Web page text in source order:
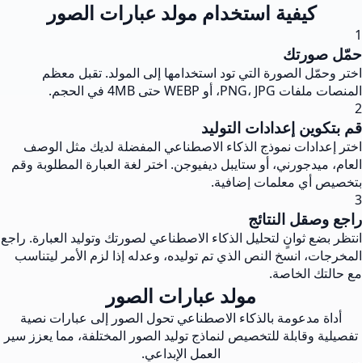
كيفية استخدام مولد عبارات الصور
1
حمّل صورتك
اختر وحمّل الصورة التي تود استخدامها إلى المولد. تقبل معظم
المنصات ملفات PNG، JPG، أو WEBP حتى 4MB في الحجم.
2
قم بتكوين إعدادات التوليد
اختر إعدادات نموذج الذكاء الاصطناعي المفضلة لديك مثل الوصف
العام، ميدجورني، أو ستايبل ديفيوجن. اختر لغة العبارة المطلوبة وقم
بتخصيص أي معلمات إضافية.
3
راجع وصقل النتائج
انتظر بضع ثوانٍ لتحليل الذكاء الاصطناعي لصورتك وتوليد العبارة. راجع
المخرجات، انسخ النص الذي تم توليده، وعدله إذا لزم الأمر ليتناسب
مع حالتك الخاصة.
مولد عبارات الصور
أداة مدعومة بالذكاء الاصطناعي تحول الصور إلى عبارات نصية
تفصيلية وقابلة للتخصيص لنماذج توليد الصور المختلفة، مما يعزز سير
العمل الإبداعي.